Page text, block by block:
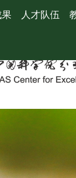
果 人才队伍